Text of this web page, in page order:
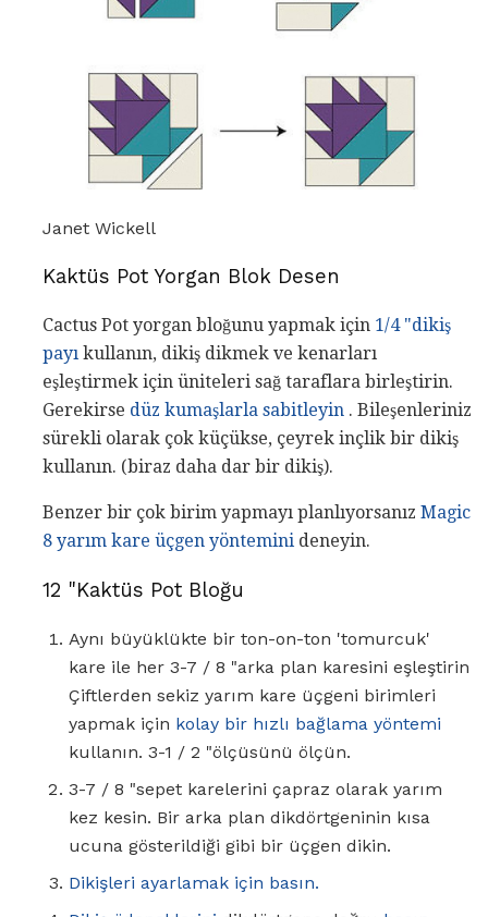
Janet Wickell
Kaktüs Pot Yorgan Blok Desen
Cactus Pot yorgan bloğunu yapmak için 1/4 "dikiş
payı kullanın, dikiş dikmek ve kenarları
eşleştirmek için üniteleri sağ taraflara birleştirin.
Gerekirse düz kumaşlarla sabitleyin . Bileşenleriniz
sürekli olarak çok küçükse, çeyrek inçlik bir dikiş
kullanın. (biraz daha dar bir dikiş).
Benzer bir çok birim yapmayı planlıyorsanız Magic
8 yarım kare üçgen yöntemini deneyin.
12 "Kaktüs Pot Bloğu
Aynı büyüklükte bir ton-on-ton 'tomurcuk'
kare ile her 3-7 / 8 "arka plan karesini eşleştirin
Çiftlerden sekiz yarım kare üçgeni birimleri
yapmak için kolay bir hızlı bağlama yöntemi
kullanın. 3-1 / 2 "ölçüsünü ölçün.
3-7 / 8 "sepet karelerini çapraz olarak yarım
kez kesin. Bir arka plan dikdörtgeninin kısa
ucuna gösterildiği gibi bir üçgen dikin.
Dikişleri ayarlamak için basın.